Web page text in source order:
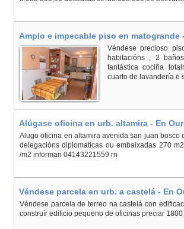
Amplo e impecable piso en matogrande
Véndese precioso
habitacións , 2
fantástica cociña
cuarto de lavandería e
Alúgase oficina en urb. altamira - En
Alugo oficina en altamira avenida san juan
delegacións diplomaticas ou embaixadas 270
/m2 informan 04143221559 rn
Véndese parcela en urb. a castelá - En
Véndese parcela de terreo na castelá con
construír edificio pequeno de oficinas preciar